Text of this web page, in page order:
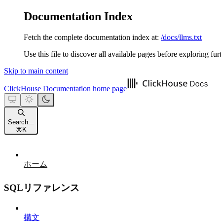
Documentation Index
Fetch the complete documentation index at: /docs/llms.txt
Use this file to discover all available pages before exploring
Skip to main content
ClickHouse Documentation home page
Search...
⌘ K
ホーム
SQLリファレンス
構文